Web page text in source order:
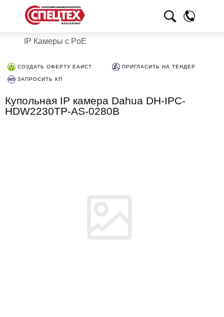
IP Камеры с PoE
СОЗДАТЬ ОФЕРТУ ЕАИСТ ПРИГЛАСИТЬ НА ТЕНДЕР
ЗАПРОСИТЬ КП
Купольная IP камера Dahua DH-IPC-
HDW2230TP-AS-0280B